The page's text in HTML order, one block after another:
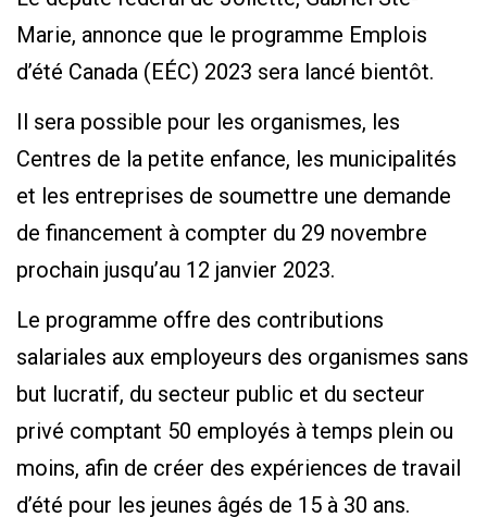
Marie, annonce que le programme Emplois
d’été Canada (EÉC) 2023 sera lancé bientôt.
Il sera possible pour les organismes, les
Centres de la petite enfance, les municipalités
et les entreprises de soumettre une demande
de financement à compter du 29 novembre
prochain jusqu’au 12 janvier 2023.
Le programme offre des contributions
salariales aux employeurs des organismes sans
but lucratif, du secteur public et du secteur
privé comptant 50 employés à temps plein ou
moins, afin de créer des expériences de travail
d’été pour les jeunes âgés de 15 à 30 ans.